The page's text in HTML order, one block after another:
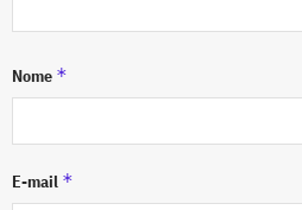
Nome *
E-mail *